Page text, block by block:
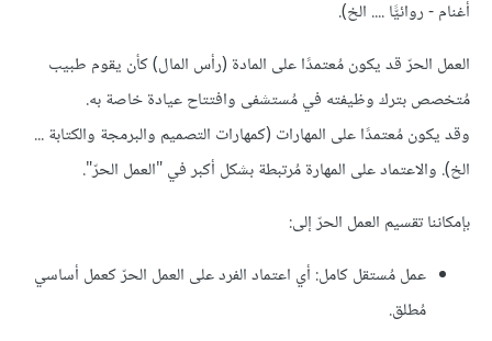
أغنام - روائيًّا .... الخ).
العمل الحرّ قد يكون مُعتمدًا على المادة (رأس المال) كأن يقوم طبيب
مُتخصص بترك وظيفته في مُستشفى وافتتاح عيادة خاصة به.
وقد يكون مُعتمدًا على المهارات (كمهارات التصميم والبرمجة والكتابة ...
الخ). والاعتماد على المهارة مُرتبطة بشكل أكبر في "العمل الحرّ".
بإمكاننا تقسيم العمل الحرّ إلى:
عمل مُستقل كامل: أي اعتماد الفرد على العمل الحرّ كعمل أساسي
مُطلق.